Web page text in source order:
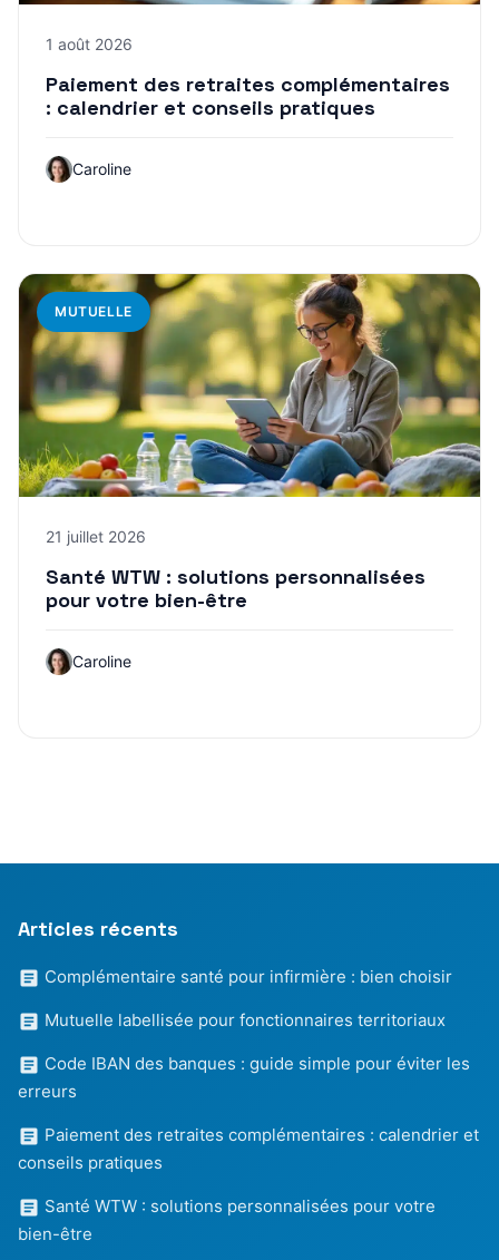
1 août 2026
Paiement des retraites complémentaires
: calendrier et conseils pratiques
Caroline
MUTUELLE
21 juillet 2026
Santé WTW : solutions personnalisées
pour votre bien-être
Caroline
Articles récents
Complémentaire santé pour infirmière : bien choisir
Mutuelle labellisée pour fonctionnaires territoriaux
Code IBAN des banques : guide simple pour éviter les
erreurs
Paiement des retraites complémentaires : calendrier et
conseils pratiques
Santé WTW : solutions personnalisées pour votre
bien-être